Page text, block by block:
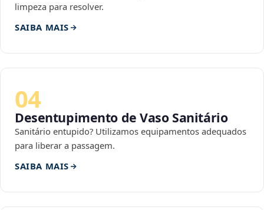
limpeza para resolver.
SAIBA MAIS
04
Desentupimento de Vaso Sanitário
Sanitário entupido? Utilizamos equipamentos adequados
para liberar a passagem.
SAIBA MAIS